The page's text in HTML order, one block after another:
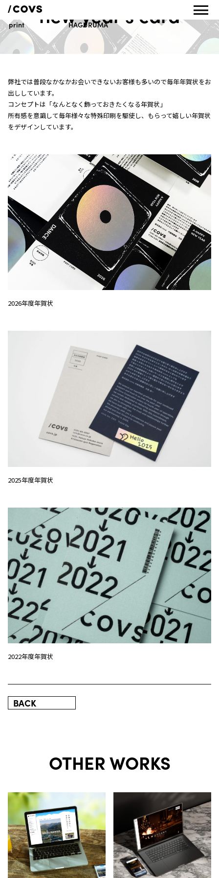
new year’s card
graphic design
print
HAGURUMA
弊社では普段なかなかお会いできないお客様も多いので毎年年賀状をお
出ししています。
コンセプトは「なんとなく飾っておきたくなる年賀状」
所有感を意識して毎年様々な特殊印刷を駆使し、もらって嬉しい年賀状
をデザインしています。
2026年度年賀状
2025年度年賀状
2022年度年賀状
BACK
OTHER WORKS